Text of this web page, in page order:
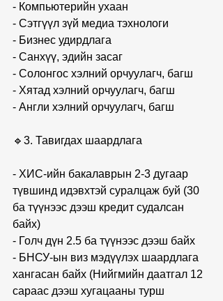
- Компьютерийн ухаан
- Сэтгүүл зүй медиа тэхнологи
- Бизнес удирдлага
- Санхүү, эдийн засаг
- Солонгос хэлний орчуулагч, багш
- Хятад хэлний орчуулагч, багш
- Англи хэлний орчуулагч, багш
🔹3. Тавигдах шаардлага
- ХИС-ийн бакалаврын 2-3 дугаар
түвшинд идэвхтэй суралцаж буй (30
ба түүнээс дээш кредит судалсан
байх)
- Голч дүн 2.5 ба түүнээс дээш байх
- БНСУ-ын виз мэдүүлэх шаардлага
хангасан байх (Нийгмийн даатгал 12
сараас дээш хугацааны турш